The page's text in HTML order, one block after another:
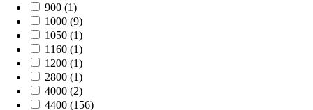
900 (1)
1000 (9)
1050 (1)
1160 (1)
1200 (1)
2800 (1)
4000 (2)
4400 (156)